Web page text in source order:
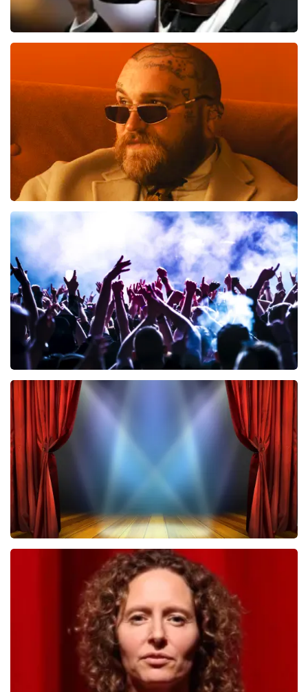
laatste 30 minuten
BESTEL NU
Teddy Swims
BESTEL NU
Megadeth
322 laatste 30 minuten
BESTEL NU
40 45 De Musical
laatste 30 minuten
BESTEL NU